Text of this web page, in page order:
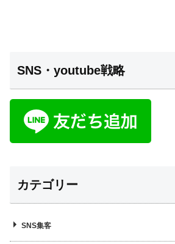
SNS・youtube戦略
カテゴリー
SNS集客